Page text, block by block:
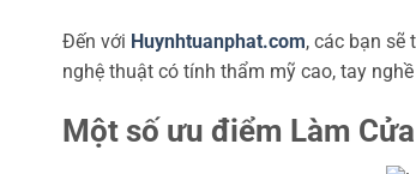
Đến với Huynhtuanphat.com, các bạn
nghệ thuật có tính thẩm mỹ cao, tay
Một số ưu điểm Làm